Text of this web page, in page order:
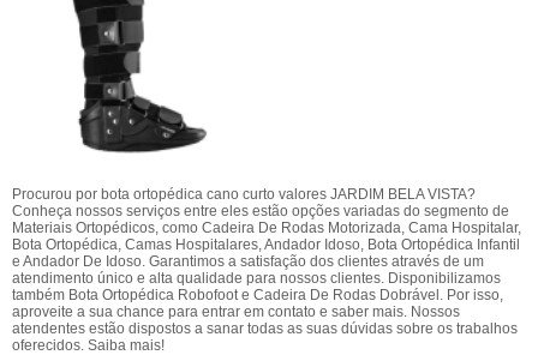
Procurou por bota ortopédica cano curto valores JARDIM BELA VISTA?
Conheça nossos serviços entre eles estão opções variadas do segmento de
Materiais Ortopédicos, como Cadeira De Rodas Motorizada, Cama Hospitalar,
Bota Ortopédica, Camas Hospitalares, Andador Idoso, Bota Ortopédica Infantil
e Andador De Idoso. Garantimos a satisfação dos clientes através de um
atendimento único e alta qualidade para nossos clientes. Disponibilizamos
também Bota Ortopédica Robofoot e Cadeira De Rodas Dobrável. Por isso,
aproveite a sua chance para entrar em contato e saber mais. Nossos
atendentes estão dispostos a sanar todas as suas dúvidas sobre os trabalhos
oferecidos. Saiba mais!